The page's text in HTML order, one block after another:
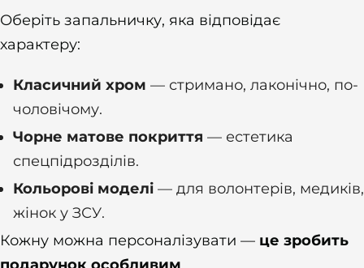
Оберіть запальничку, яка відповідає
характеру:
Класичний хром — стримано, лаконічно, по-
чоловічому.
Чорне матове покриття — естетика
спецпідрозділів.
Кольорові моделі — для волонтерів, медиків,
жінок у ЗСУ.
Кожну можна персоналізувати — це зробить